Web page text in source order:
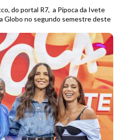
do portal R7, a Pipoca da Ivete
Globo no segundo semestre deste